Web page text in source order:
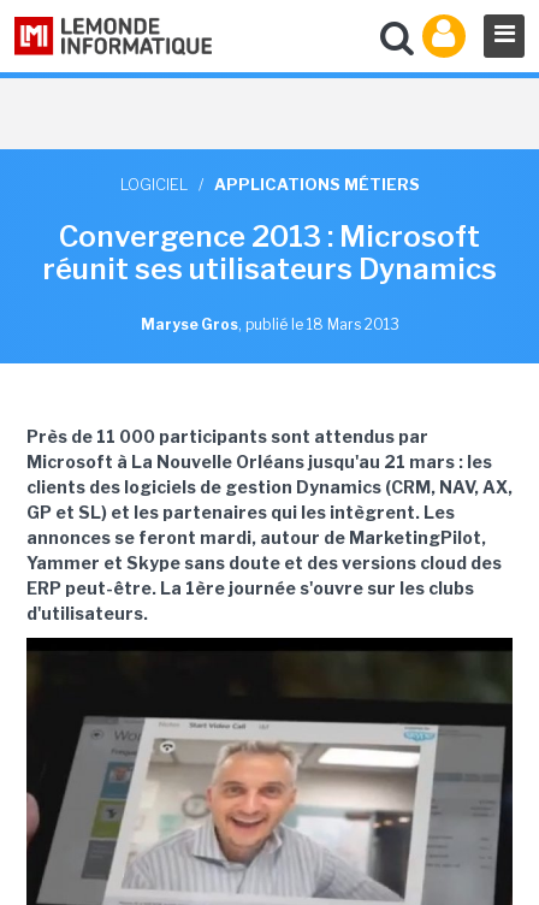
LOGICIEL / APPLICATIONS MÉTIERS
Convergence 2013 : Microsoft
réunit ses utilisateurs Dynamics
Maryse Gros, publié le 18 Mars 2013
Près de 11 000 participants sont attendus par
Microsoft à La Nouvelle Orléans jusqu'au 21 mars : les
clients des logiciels de gestion Dynamics (CRM, NAV, AX,
GP et SL) et les partenaires qui les intègrent. Les
annonces se feront mardi, autour de MarketingPilot,
Yammer et Skype sans doute et des versions cloud des
ERP peut-être. La 1ère journée s'ouvre sur les clubs
d'utilisateurs.